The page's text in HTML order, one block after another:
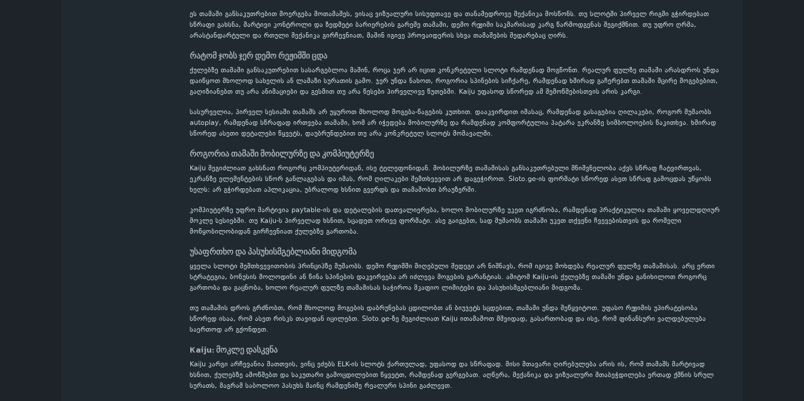
ეს თამაში განსაკუთრებით მოერგება მოთამაშეს, ვისაც ვიზუალური სისუფთავე და თანამედროვე მექანიკა მოსწონს. თუ სლოტში პირველ რიგში გჭირდებათ
სწრაფი გახსნა, მარტივი კონტროლი და ზედმეტი ბარიერების გარეშე თამაში, დემო რეჟიმი საკმარისად კარგ წარმოდგენას შეგიქმნით. თუ უფრო ღრმა,
არასტანდარტული და რთული მექანიკა გირჩევნიათ, მაშინ იგივე პროვაიდერის სხვა თამაშების შედარებაც ღირს.
რატომ ჯობს ჯერ დემო რეჟიმში ცდა
ქულებზე თამაში განსაკუთრებით სასარგებლოა მაშინ, როცა ჯერ არ იცით კონკრეტული სლოტი რამდენად მოგწონთ. რეალურ ფულზე თამაში არასდროს უნდა
დაიწყოთ მხოლოდ სახელის ან ლამაზი სურათის გამო. ჯერ უნდა ნახოთ, როგორია სპინების სიჩქარე, რამდენად ხშირად გაჩერებთ თამაში მცირე მოგებებით,
გაღიზიანებთ თუ არა ანიმაციები და გესმით თუ არა წესები პირველივე წუთებში. Kaiju უფასოდ სწორედ ამ შემოწმებისთვის არის კარგი.
სასურველია, პირველ სესიაში თამაშს არ უყუროთ მხოლოდ მოგება-წაგების კუთხით. დააკვირდით იმასაც, რამდენად გასაგებია ღილაკები, როგორ მუშაობს
autoplay, რამდენად სწრაფად ირთვება თამაში, ხომ არ იჭედება მობილურზე და რამდენად კომფორტულია პატარა ეკრანზე სიმბოლოების წაკითხვა. ხშირად
სწორედ ასეთი დეტალები წყვეტს, დაუბრუნდებით თუ არა კონკრეტულ სლოტს მომავალში.
როგორია თამაში მობილურზე და კომპიუტერზე
Kaiju შეგიძლიათ გახსნათ როგორც კომპიუტერიდან, ისე ტელეფონიდან. მობილურზე თამაშისას განსაკუთრებული მნიშვნელობა აქვს სწრაფ ჩატვირთვას,
ეკრანზე ელემენტების სწორ განლაგებას და იმას, რომ ღილაკები შემთხვევით არ დაგეჭიროთ. Sloto.ge-ის ფორმატი სწორედ ასეთ სწრაფ გამოცდას უწყობს
ხელს: არ გჭირდებათ აპლიკაცია, უბრალოდ ხსნით გვერდს და თამაშობთ ბრაუზერში.
კომპიუტერზე უფრო მარტივია paytable-ის და დეტალების დათვალიერება, ხოლო მობილურზე უკეთ იგრძნობა, რამდენად პრაქტიკულია თამაში ყოველდღიურ
მოკლე სესიებში. თუ Kaiju-ს პირველად ხსნით, სცადეთ ორივე ფორმატი. ასე გაიგებთ, სად მუშაობს თამაში უკეთ თქვენი ჩვევებისთვის და რომელი
მოწყობილობიდან გირჩევნიათ ქულებზე გართობა.
უსაფრთხო და პასუხისმგებლიანი მიდგომა
ყველა სლოტი შემთხვევითობის პრინციპზე მუშაობს. დემო რეჟიმში მიღებული შედეგი არ ნიშნავს, რომ იგივე მოხდება რეალურ ფულზე თამაშისას. არც ერთი
სტრატეგია, ბონუსის მოლოდინი ან წინა სპინების დაკვირვება არ იძლევა მოგების გარანტიას. ამიტომ Kaiju-ის ქულებზე თამაში უნდა განიხილოთ როგორც
გართობა და გაცნობა, ხოლო რეალურ ფულზე თამაშისას საჭიროა მკაფიო ლიმიტები და პასუხისმგებლიანი მიდგომა.
თუ თამაშის დროს გრძნობთ, რომ მხოლოდ მოგების დაბრუნებას ცდილობთ ან ბიუჯეტს სცდებით, თამაში უნდა შეწყვიტოთ. უფასო რეჟიმის უპირატესობა
სწორედ ისაა, რომ ასეთ რისკს თავიდან იცილებთ. Sloto.ge-ზე შეგიძლიათ Kaiju ითამაშოთ მშვიდად, გასართობად და ისე, რომ ფინანსური ვალდებულება
საერთოდ არ გქონდეთ.
Kaiju: მოკლე დასკვნა
Kaiju კარგი არჩევანია მათთვის, ვინც ეძებს ELK-ის სლოტს ქართულად, უფასოდ და სწრაფად. მისი მთავარი ღირებულება არის ის, რომ თამაშს მარტივად
ხსნით, ქულებზე ამოწმებთ და საკუთარი გამოცდილებით წყვეტთ, რამდენად გერგებათ. აღწერა, მექანიკა და ვიზუალური შთაბეჭდილება ერთად ქმნის სრულ
სურათს, მაგრამ საბოლოო პასუხს მაინც რამდენიმე რეალური სპინი გაძლევთ.